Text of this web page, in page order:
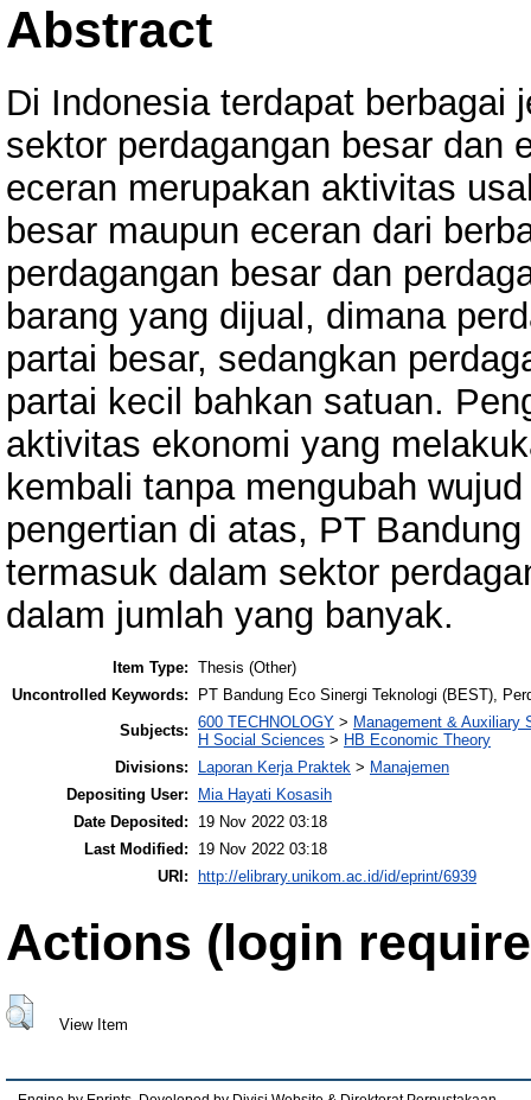
Abstract
Di Indonesia terdapat berbagai
sektor perdagangan besar dan
eceran merupakan aktivitas
besar maupun eceran dari
perdagangan besar dan
barang yang dijual, dimana
partai besar, sedangkan
partai kecil bahkan satuan.
aktivitas ekonomi yang
kembali tanpa mengubah
pengertian di atas, PT
termasuk dalam sektor
dalam jumlah yang banyak.
Item Type: Thesis (Other)
Uncontrolled Keywords:
PT Bandung Eco Sinergi Teknologi (BEST),
Subjects: 600 TECHNOLOGY > Management & Auxiliary
H Social Sciences > HB Economic Theory
Divisions:
Laporan Kerja Praktek > Manajemen
Depositing User:
Mia Hayati Kosasih
Date Deposited:
19 Nov 2022 03:18
Last Modified:
19 Nov 2022 03:18
URI:
http://elibrary.unikom.ac.id/id/eprint/6939
Actions (login
View Item